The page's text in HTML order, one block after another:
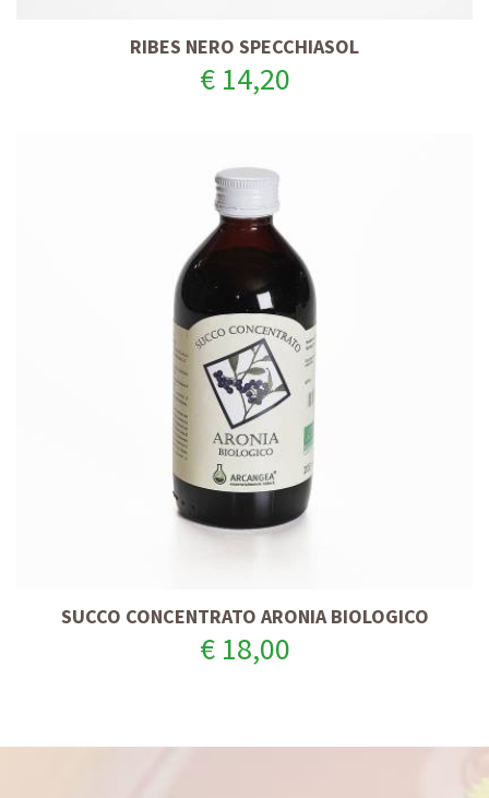
RIBES NERO SPECCHIASOL
€ 14,20
SUCCO CONCENTRATO ARONIA BIOLOGICO
€ 18,00